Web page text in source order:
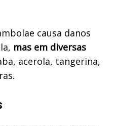
causa danos
mas em diversas
acerola, tangerina,